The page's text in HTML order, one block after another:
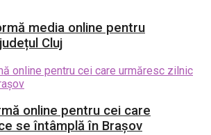
media online pentru
Cluj
online pentru cei care
se întâmplă în Brașov